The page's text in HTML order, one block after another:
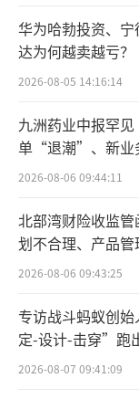
集采“三
家。（详见下图
华为哈勃投资、
达为何越卖越亏？
2026-08-05 14:16:14
九洲药业中报罕
单“退潮”、新
难关待闯
2026-08-06 09:44:11
北部湾财险收监
划不合理、产品
点”
2026-08-06 09:43:25
专访战斗蚂蚁创
定-设计-击穿”跑
2026-08-07 09:41:09